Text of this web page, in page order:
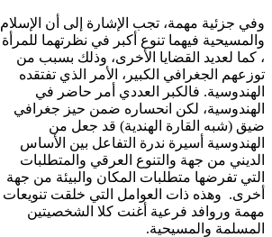
وفي جزئية مهمة، تجب الإشارة إلى أن الإسلام
والمسيحية فيهما تنوع أكبر في نظرتهما للمرأة
، كما لعديد القضايا الأخرى، وذلك بسبب من
توزعهم الجغرافي الكبير، الأمر الذي تفتقده
الهندوسية. فالكبر العددي أمر حاضر في
الهندوسية، لكن انحساره ضمن حيز جغرافي
ضيق (شبه القارة الهندية) قد جعل من
الهندوسية أسيرة ندرة التفاعل بين الأساس
الديني من جهة والتنوع العرقي والمتطلبات
التي تفرضها متطلبات المكان والبيئة من جهة
أخرى. وهذه ذات العوامل التي خلقت تنويعات
مهمة وروافد فرعية أغنت كلا الشخصيتين
المسلمة والمسيحية.